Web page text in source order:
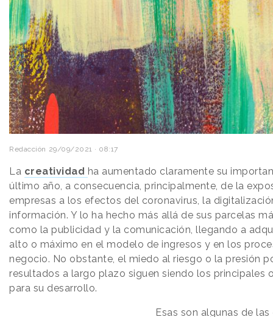
Redacción 29/09/2021 · 08:17
La creatividad ha aumentado claramente su
último año, a consecuencia, principalmente, de la
empresas a los efectos del coronavirus, la
información. Y lo ha hecho más allá de sus parcelas
como la publicidad y la comunicación, llegando a
alto o máximo en el modelo de ingresos y en los
negocio. No obstante, el miedo al riesgo o la presión
resultados a largo plazo siguen siendo los principales
para su desarrollo.
Esas son algunas de